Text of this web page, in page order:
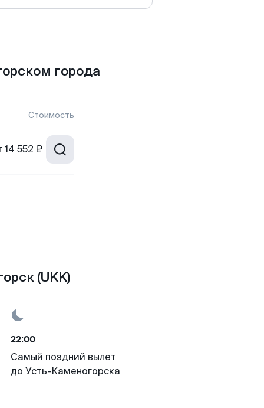
города
Стоимость
14 552 ₽
(UKK)
22:00
Самый поздний вылет
до Усть-Каменогорска